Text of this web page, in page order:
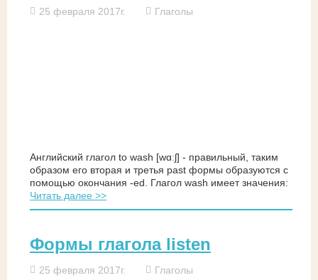
25 февраля 2017г. Глаголы
Английский глагол to wash [wɑːʃ] - правильный, таким
образом его вторая и третья past формы образуются с
помощью окончания -ed. Глагол wash имеет значения:
Читать далее >>
Формы глагола listen
25 февраля 2017г. Глаголы